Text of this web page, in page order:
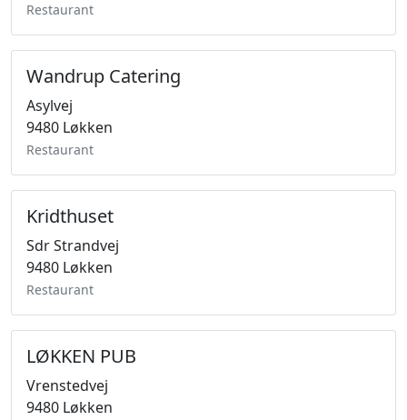
Restaurant
Wandrup Catering
Asylvej
9480 Løkken
Restaurant
Kridthuset
Sdr Strandvej
9480 Løkken
Restaurant
LØKKEN PUB
Vrenstedvej
9480 Løkken